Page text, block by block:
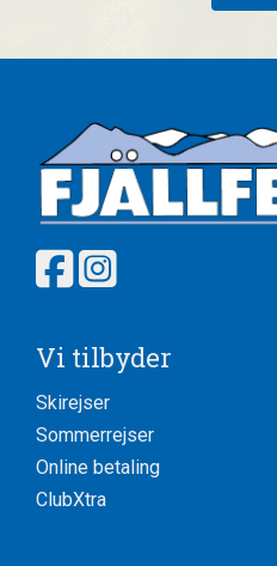
Vi tilbyder
Skirejser
Sommerrejser
Online betaling
ClubXtra